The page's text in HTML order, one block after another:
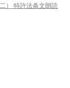
） 特許法条文朗読